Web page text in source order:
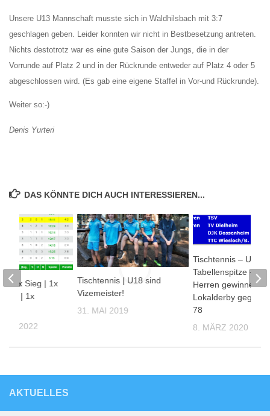
Unsere U13 Mannschaft musste sich in Waldhilsbach mit 3:7
geschlagen geben. Leider konnten wir nicht in Bestbesetzung antreten.
Nichts destotrotz war es eine gute Saison der Jungs, die in der
Vorrunde auf Platz 2 und in der Rückrunde entweder auf Platz 4 oder 5
abgeschlossen wird. (Es gab eine eigene Staffel in Vor-und Rückrunde).
Weiter so:-)
Denis Yurteri
DAS KÖNNTE DICH AUCH INTERESSIEREN...
Tischtennis | U18 sind
Vizemeister!
31. MAI 2019
Tischtennis – U18
Tabellenspitze +++
Herren gewinnen
Lokalderby gegen
78
8. MÄRZ 2020
– 1x Sieg | 1x
| 1x
2022
AKTUELLES